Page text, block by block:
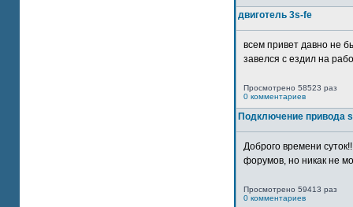
двиготель 3s-fe
всем привет давно не
завелся с ездил на
Просмотрено 58523 раз
0 комментариев
Подключение привода
Доброго времени
форумов, но никак не
Просмотрено 59413 раз
0 комментариев